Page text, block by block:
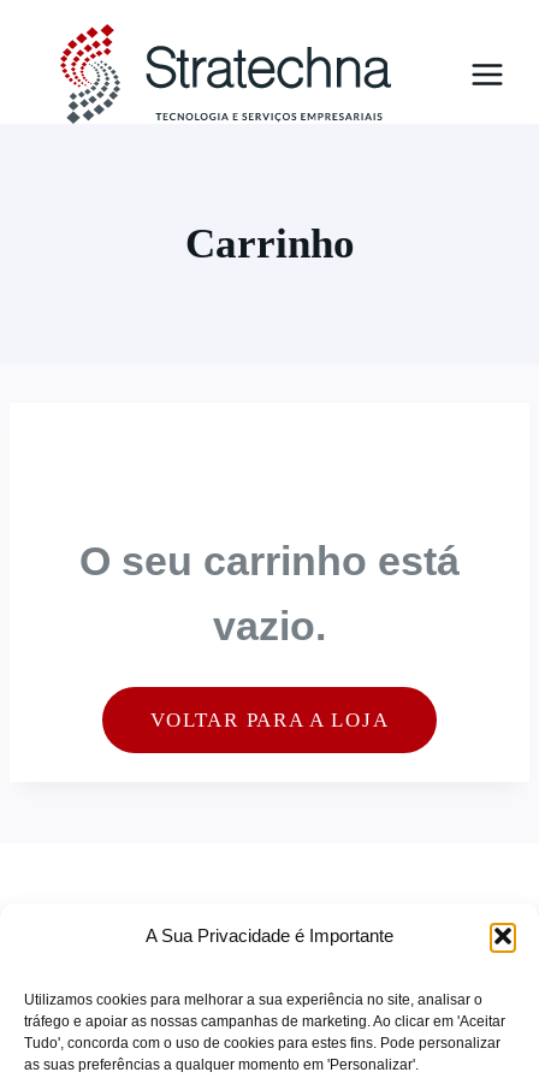
A Sua Privacidade é Importante
Utilizamos cookies para melhorar a sua experiência no site, analisar o
tráfego e apoiar as nossas campanhas de marketing. Ao clicar em 'Aceitar
Tudo', concorda com o uso de cookies para estes fins. Pode personalizar
as suas preferências a qualquer momento em 'Personalizar'.
Carrinho
O seu carrinho está
vazio.
VOLTAR PARA A LOJA
TERMOS DE SERVIÇO